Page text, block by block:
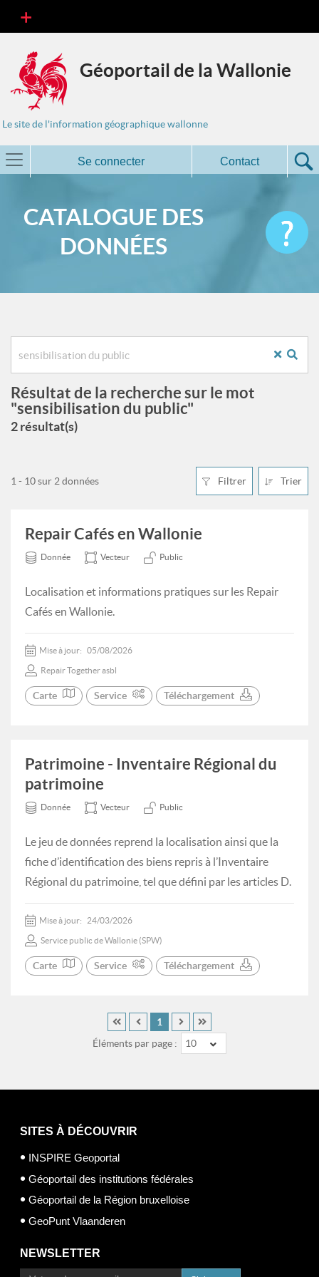
Géoportail de la Wallonie
Le site de l'information géographique wallonne
Se connecter Contact
CATALOGUE DES
DONNÉES
Résultat de la recherche sur le mot
"sensibilisation du public"
2 résultat(s)
Filtrer Trier
1 - 10 sur 2 données
Repair Cafés en Wallonie
Donnée Vecteur Public
Localisation et informations pratiques sur les Repair
Cafés en Wallonie.
Mise à jour: 05/08/2026
Repair Together asbl
Carte Service Téléchargement
Patrimoine - Inventaire Régional du
patrimoine
Donnée Vecteur Public
Le jeu de données reprend la localisation ainsi que la
fiche d’identification des biens repris à l’Inventaire
Régional du patrimoine, tel que défini par les articles D.
Mise à jour: 24/03/2026
Service public de Wallonie (SPW)
Carte Service Téléchargement
Éléments par page : 10
1
SITES À DÉCOUVRIR
INSPIRE Geoportal
Géoportail des institutions fédérales
Géoportail de la Région bruxelloise
GeoPunt Vlaanderen
NEWSLETTER